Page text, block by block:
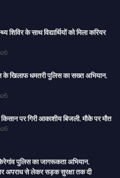
शिविर के साथ विद्यार्थियों को मिला करियर
के खिलाफ धमतरी पुलिस का सख्त अभियान,
पर गिरी आकाशीय बिजली, मौके पर मौत
पुलिस का जागरूकता अभियान,
अपराध से लेकर सड़क सुरक्षा तक दी